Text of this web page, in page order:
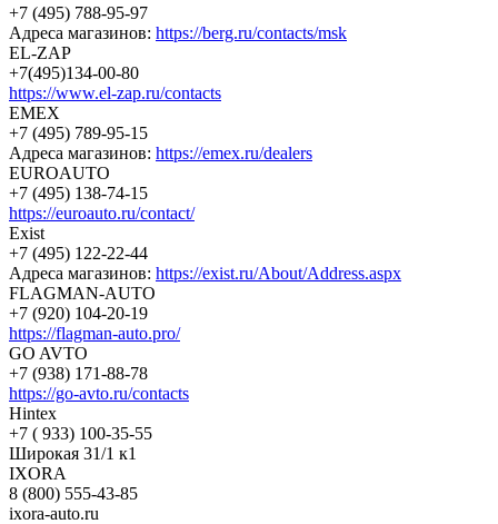
+7 (495) 788-95-97
Адреса магазинов: https://berg.ru/contacts/msk
EL-ZAP
+7(495)134-00-80
https://www.el-zap.ru/contacts
EMEX
+7 (495) 789-95-15
Адреса магазинов: https://emex.ru/dealers
EUROAUTO
+7 (495) 138-74-15
https://euroauto.ru/contact/
Exist
+7 (495) 122-22-44
Адреса магазинов: https://exist.ru/About/Address.aspx
FLAGMAN-AUTO
+7 (920) 104-20-19
https://flagman-auto.pro/
GO AVTO
+7 (938) 171-88-78
https://go-avto.ru/contacts
Hintex
+7 ( 933) 100-35-55
Широкая 31/1 к1
IXORA
8 (800) 555-43-85
ixora-auto.ru